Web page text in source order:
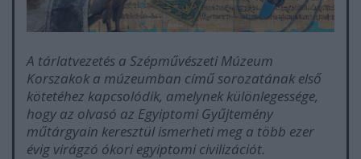
A tárlatvezetés a Szépművészeti Múzeum
Korszakok a múzeumban című sorozatának első
kötetéhez kapcsolódik, amelynek különlegessége,
hogy az olvasó az Egyiptomi Gyűjtemény
műtárgyain keresztül ismerheti meg a több ezer
évig virágzó ókori egyiptomi civilizációt.